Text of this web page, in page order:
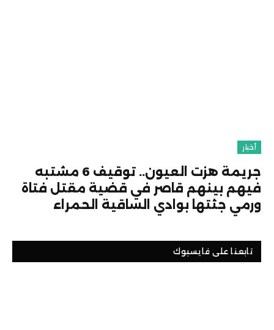
أخبار
جريمة هزت العيون.. توقيف 6 مشتبه
فيهم بينهم قاصر في قضية مقتل فتاة
ورمي جثتها بوادي الساقية الحمراء
تابعنا على فايسبوك